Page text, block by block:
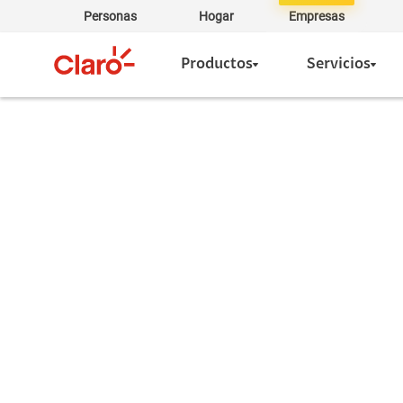
Personas Hogar Empresas
Productos Servicios